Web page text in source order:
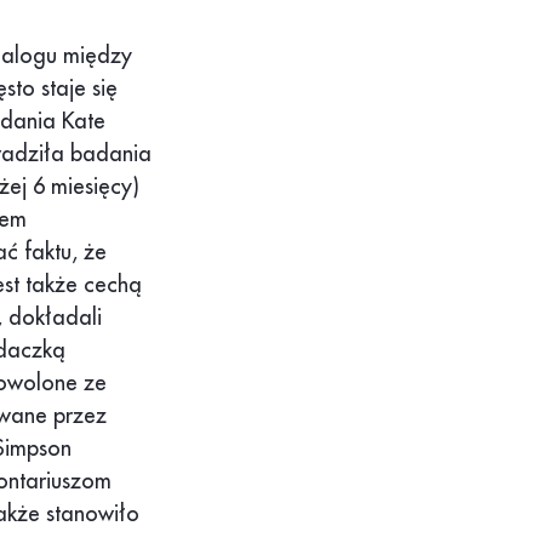
między
staje się
Kate
badania
6 miesięcy)
faktu, że
także cechą
dokładali
ze
przez
stanowiło